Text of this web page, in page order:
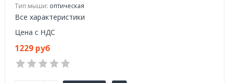
Тип мыши: оптическая
Все характеристики
Цена с НДС
1229 руб